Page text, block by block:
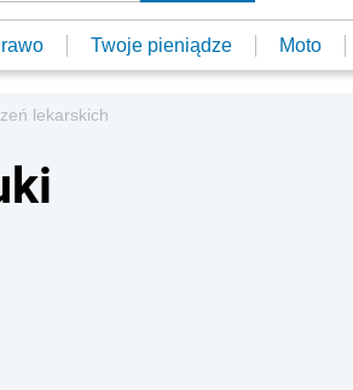
Twoje pieniądze Moto
lekarskich